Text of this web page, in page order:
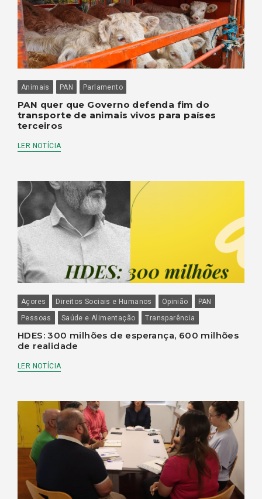
Animais PAN Parlamento
PAN quer que Governo defenda fim do
transporte de animais vivos para países
terceiros
LER NOTÍCIA
Açores Direitos Sociais e Humanos Opinião
PAN
Pessoas
Saúde e Alimentação Transparência
HDES: 300 milhões de esperança, 600 milhões
de realidade
LER NOTÍCIA